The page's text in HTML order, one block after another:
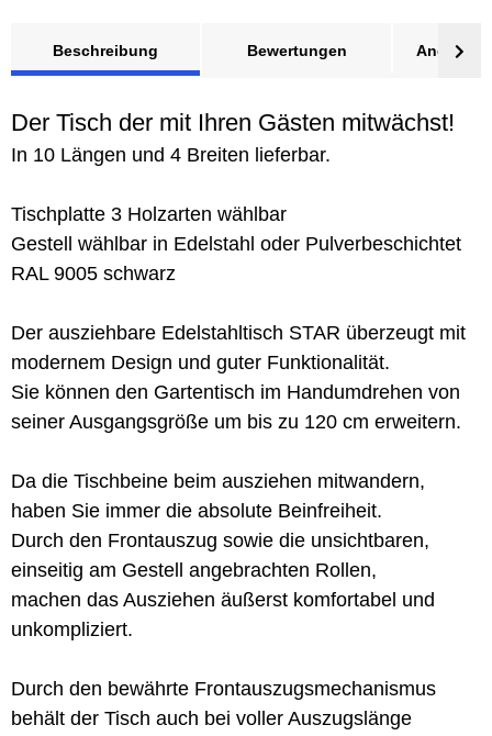
Beschreibung Bewertungen Angebot
Der Tisch der mit Ihren Gästen mitwächst!
In 10 Längen und 4 Breiten lieferbar.
Tischplatte 3 Holzarten wählbar
Gestell wählbar in Edelstahl oder Pulverbeschichtet
RAL 9005 schwarz
Der ausziehbare Edelstahltisch STAR überzeugt mit
modernem Design und guter Funktionalität.
Sie können den Gartentisch im Handumdrehen von
seiner Ausgangsgröße um bis zu 120 cm erweitern.
Da die Tischbeine beim ausziehen mitwandern,
haben Sie immer die absolute Beinfreiheit.
Durch den Frontauszug sowie die unsichtbaren,
einseitig am Gestell angebrachten Rollen,
machen das Ausziehen äußerst komfortabel und
unkompliziert.
Durch den bewährte Frontauszugsmechanismus
behält der Tisch auch bei voller Auszugslänge